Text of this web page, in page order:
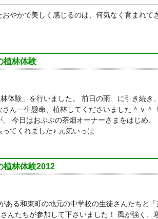
◆「京
かで美しく感じるのは、何気なく育まれ
植林体験
体験」を行いました。 前日の雨、に引き続き
さん一生懸命、植林してくださいました＾ｖ
今日はおぶぶの茶畑オーナーさまをはじめ
てくれました♪ 元気いっぱ
植林体験2012
ある和束町の地元の中学校の生徒さんたちと
んたちが参加して下さいました！ 風が強く、